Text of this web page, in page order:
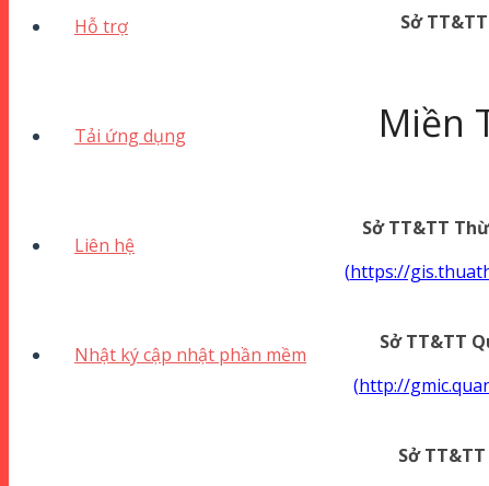
Hỗ trợ
Tải ứng dụng
Liên hệ
Nhật ký cập nhật phần mềm
Sở
Miền
Sở TT&TT
(https://
Sở TT&TT
(http://
Sở